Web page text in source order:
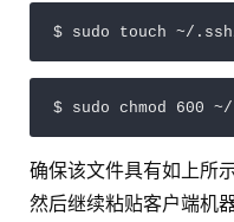
$ sudo touch ~/
$ sudo chmod 600
确保该文件具有如上所
然后继续粘贴客户端机